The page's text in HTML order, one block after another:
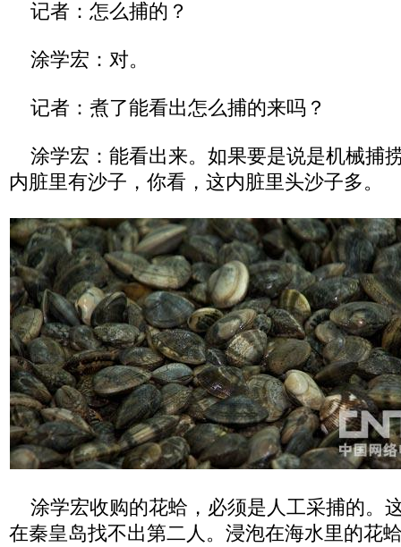
记者：怎么捕的？
涂学宏：对。
记者：煮了能看出怎么捕的来吗？
涂学宏：能看出来。如果要是说是机械捕
内脏里有沙子，你看，这内脏里头沙子多。
涂学宏收购的花蛤，必须是人工采捕的。
在秦皇岛找不出第二人。浸泡在海水里的花